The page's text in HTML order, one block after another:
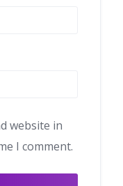
website in
I comment.